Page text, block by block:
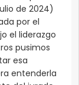
de 2024)
por el
el liderazgo
pusimos
esa
entenderla